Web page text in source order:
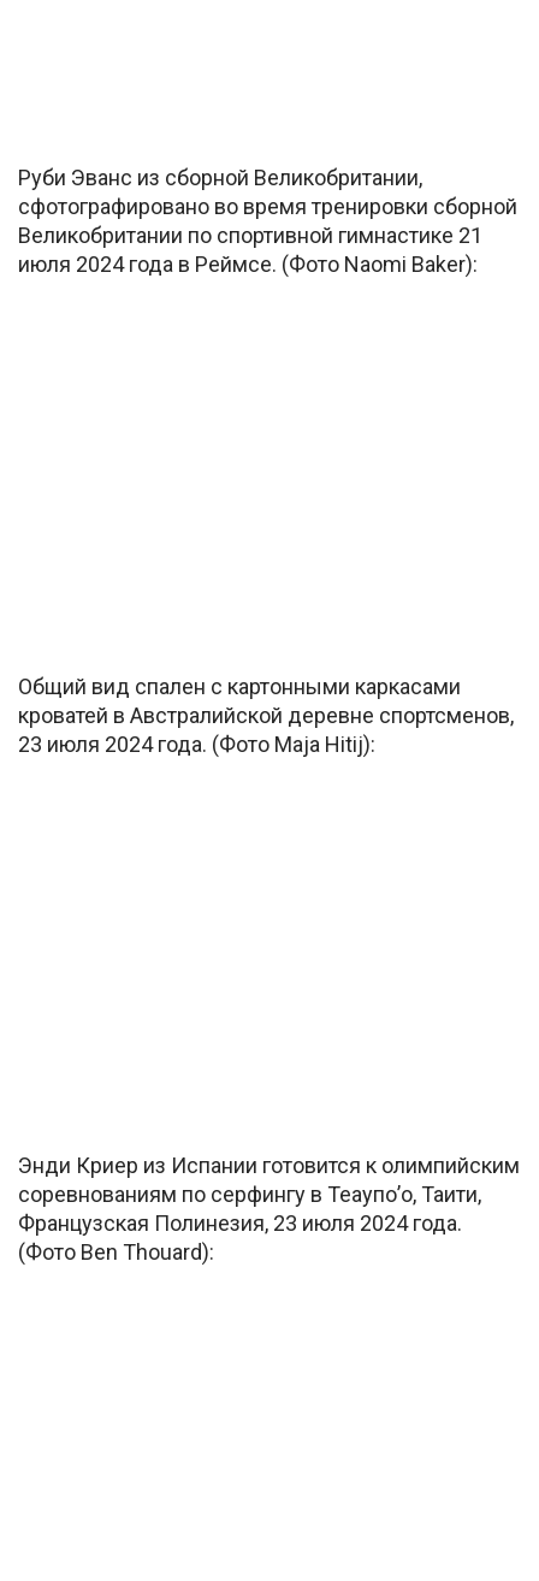
Руби Эванс из сборной Великобритании,
сфотографировано во время тренировки сборной
Великобритании по спортивной гимнастике 21
июля 2024 года в Реймсе. (Фото Naomi Baker):
Общий вид спален с картонными каркасами
кроватей в Австралийской деревне спортсменов,
23 июля 2024 года. (Фото Maja Hitij):
Энди Криер из Испании готовится к олимпийским
соревнованиям по серфингу в Теаупо’о, Таити,
Французская Полинезия, 23 июля 2024 года.
(Фото Ben Thouard):